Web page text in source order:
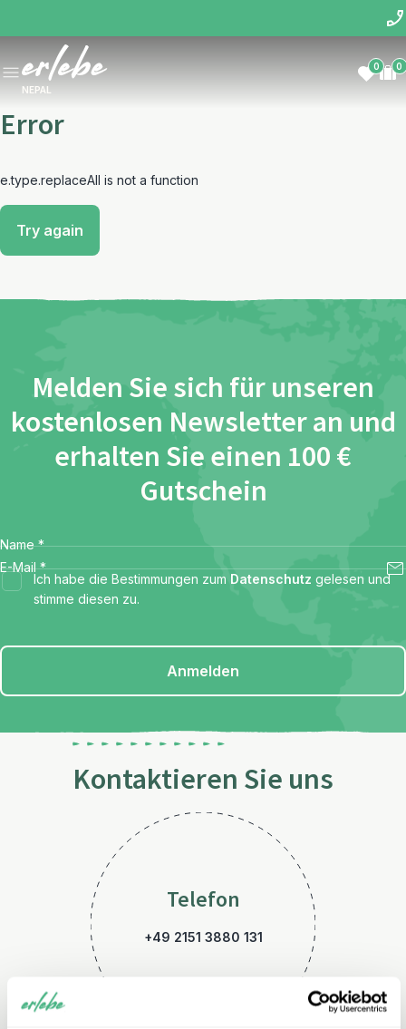
NEPAL
0 0
Error
e.type.replaceAll is not a function
Try again
Melden Sie sich für unseren
kostenlosen Newsletter an und
erhalten Sie einen 100 €
Gutschein
Name *
E-Mail *
Ich habe die Bestimmungen zum Datenschutz gelesen und
stimme diesen zu.
Anmelden
Kontaktieren Sie uns
Telefon
+49 2151 3880 131